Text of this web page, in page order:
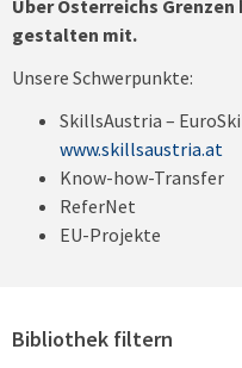
Über Österreichs Grenzen
gestalten mit.
Unsere Schwerpunkte:
SkillsAustria –
www.skillsaustria.at
Know-how-Transfer
ReferNet
EU-Projekte
Bibliothek filtern